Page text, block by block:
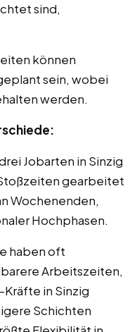
sind,
können
sein, wobei
werden.
Jobarten in Sinzig
gearbeitet
Wochenenden,
Hochphasen.
haben oft
Arbeitszeiten,
in Sinzig
Schichten